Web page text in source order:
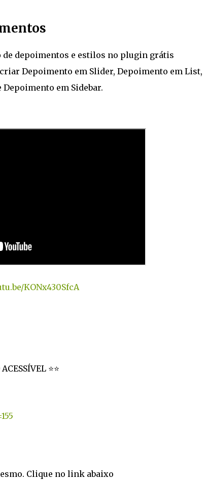
de depoimentos e estilos no plugin grátis
Depoimento em Slider, Depoimento em List,
em Sidebar.
KONx430SfcA
⭐⭐
Clique no link abaixo